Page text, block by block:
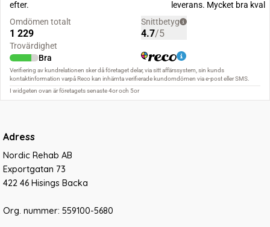
Adress
Nordic Rehab AB
Exportgatan 73
422 46 Hisings Backa
Org. nummer: 559100-5680